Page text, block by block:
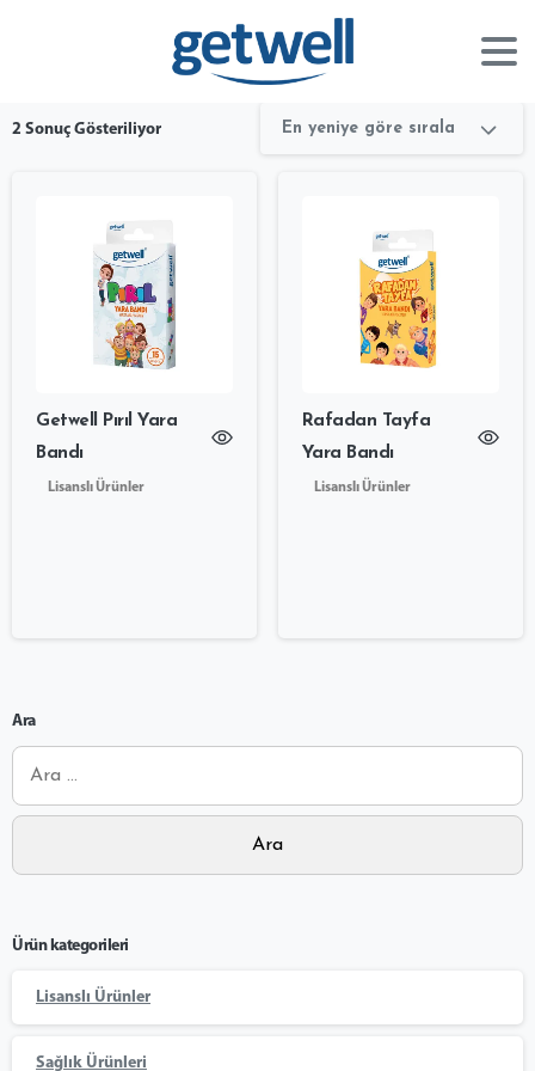
2 Sonuç Gösteriliyor En yeniye göre sırala
Getwell Pırıl Yara
Bandı
Lisanslı Ürünler
Rafadan Tayfa
Yara Bandı
Lisanslı Ürünler
Ara
Ürün kategorileri
Lisanslı Ürünler
Sağlık Ürünleri